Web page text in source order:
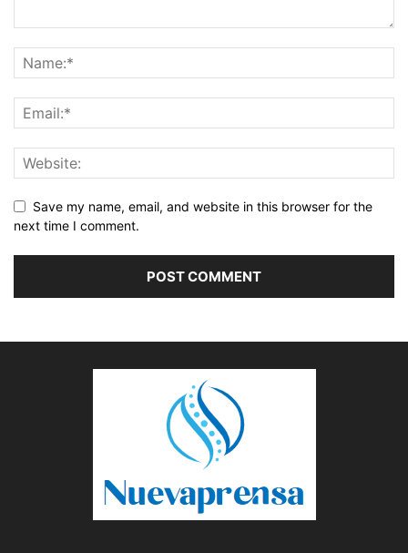
Save my name, email, and website in this browser for the
next time I comment.